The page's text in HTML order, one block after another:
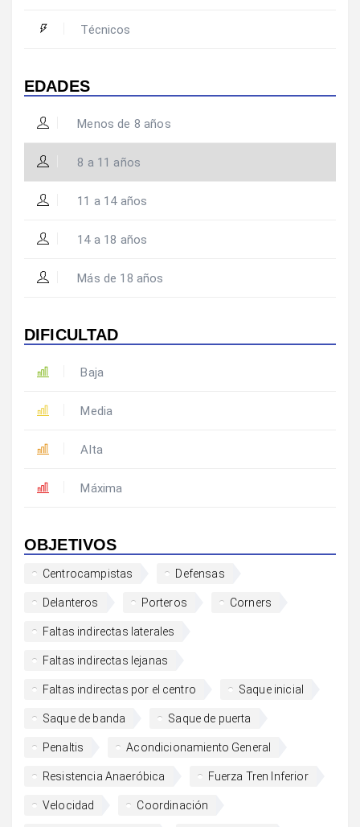
Técnicos
EDADES
Menos de 8 años
8 a 11 años
11 a 14 años
14 a 18 años
Más de 18 años
DIFICULTAD
Baja
Media
Alta
Máxima
OBJETIVOS
Centrocampistas Defensas
Delanteros Porteros Corners
Faltas indirectas laterales
Faltas indirectas lejanas
Faltas indirectas por el centro Saque inicial
Saque de banda Saque de puerta
Penaltis Acondicionamiento General
Resistencia Anaeróbica Fuerza Tren Inferior
Velocidad Coordinación